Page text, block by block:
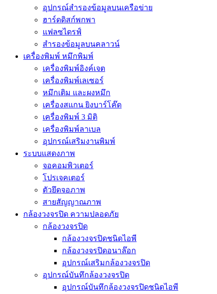
อุปกรณ์สำรองข้อมูลบนเครือข่าย
ฮาร์ดดิสก์พกพา
แฟลซไดรฟ์
สำรองข้อมูลบนคลาวน์
เครื่องพิมพ์ หมึกพิมพ์
เครื่องพิมพ์อิงค์เจต
เครื่องพิมพ์เลเซอร์
หมึกเติม และผงหมึก
เครื่องสแกน ยิงบาร์โค๊ด
เครื่องพิมพ์ 3 มิติ
เครื่องพิมพ์ลาเบล
อุปกรณ์เสริมงานพิมพ์
ระบบแสดงภาพ
จอคอมพิวเตอร์
โปรเจคเตอร์
ตัวยึดจอภาพ
สายสัญญาณภาพ
กล้องวงจรปิด ความปลอดภัย
กล้องวงจรปิด
กล้องวงจรปิดชนิดไอพี
กล้องวงจรปิดอนาล๊อก
อุปกรณ์เสริมกล้องวงจรปิด
อุปกรณ์บันทึกล้องวงจรปิด
อุปกรณ์บันทึกล้องวงจรปิดชนิดไอพี